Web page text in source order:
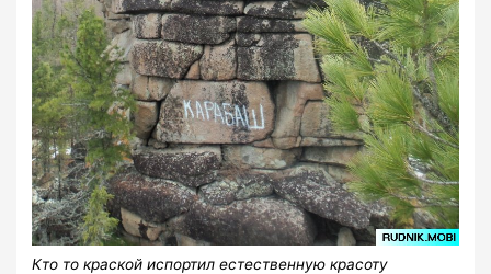
Кто то краской испортил естественную красоту